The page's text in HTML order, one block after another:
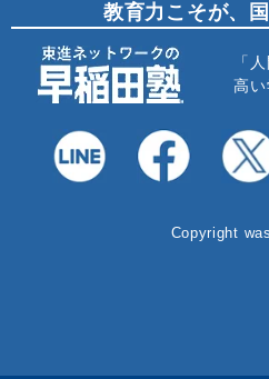
教育力こそが、
「
高
Copyright